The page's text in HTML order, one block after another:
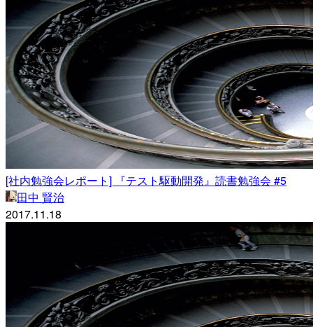
[社内勉強会レポート] 『テスト駆動開発』読書勉強会 #5
田中 賢治
2017.11.18